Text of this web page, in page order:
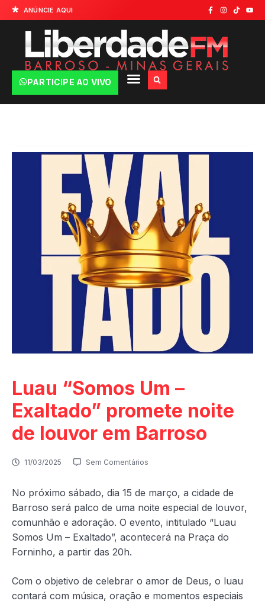
ANÚNCIE AQUI
PARTICIPE AO VIVO
Luau “Somos Um –
Exaltado” promete noite
de louvor em Barroso
11/03/2025 Sem Comentários
No próximo sábado, dia 15 de março, a cidade de
Barroso será palco de uma noite especial de louvor,
comunhão e adoração. O evento, intitulado “Luau
Somos Um – Exaltado”, acontecerá na Praça do
Forninho, a partir das 20h.
Com o objetivo de celebrar o amor de Deus, o luau
contará com música, oração e momentos especiais